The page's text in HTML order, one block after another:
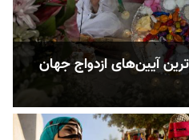
آیین‌های ازدواج جهان